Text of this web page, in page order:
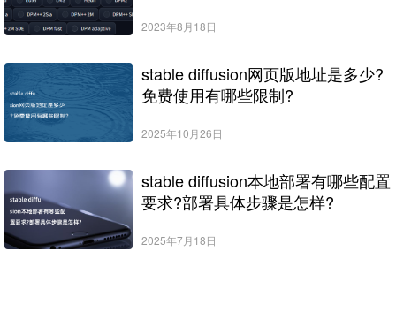
2023年8月18日
stable diffusion网页版地址是多少?
免费使用有哪些限制?
2025年10月26日
stable diffusion本地部署有哪些配置
要求?部署具体步骤是怎样?
2025年7月18日